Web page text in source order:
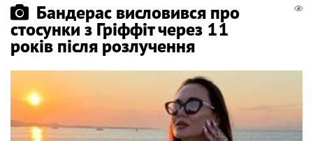
Бандерас висловився про
стосунки з Гріффіт через 11
років після розлучення